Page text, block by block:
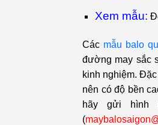
Xem mẫu:
Các mẫu balo
đường may sắc
kinh nghiệm.
nên có độ bền
hãy gửi hình
(